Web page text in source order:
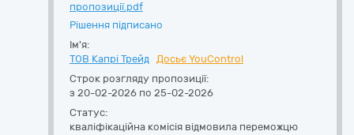
пропозиції.pdf
Рішення підписано
Ім'я:
ТОВ Капрі Трейд Досьє YouControl
Строк розгляду пропозиції:
з 20-02-2026 по 25-02-2026
Статус:
кваліфікаційна комісія відмовила переможцю